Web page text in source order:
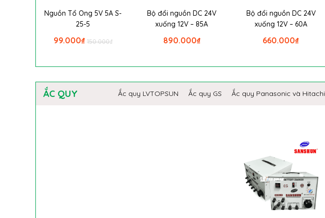
Nguồn Tổ Ong 5V 5A S-
25-5
₫
150.000
₫
99.000
Bộ đổi nguồn DC 24V
xuống 12V – 85A
₫
890.000
Bộ đổi nguồn DC 24V
xuống 12V – 60A
₫
660.000
ẮC QUY Ắc quy LVTOPSUN Ắc quy GS Ắc quy Panasonic và Hitachi